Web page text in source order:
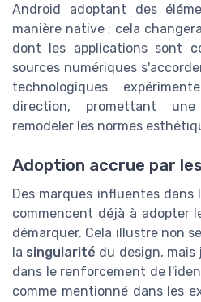
Android adoptant des
manière native ; cela
dont les applications sont
sources numériques
technologiques
direction, promettant
remodeler les normes
Adoption accrue par
Des marques influentes
commencent déjà à adopter
démarquer. Cela illustre non
la singularité du design, mais
dans le renforcement de
comme mentionné dans les